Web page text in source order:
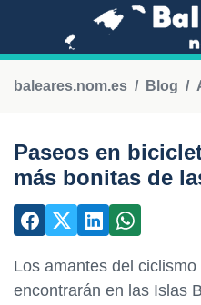
baleares.nom.es Blog
Paseos en
más bonitas de
Los amantes del
encontrarán en las Islas